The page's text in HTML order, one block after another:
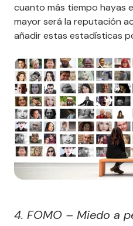
cuanto más tiempo hayas
mayor será la reputación
añadir estas estadísticas
4. FOMO – Miedo a